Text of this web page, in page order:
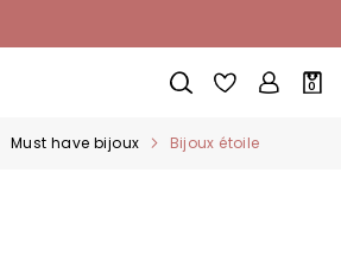
Mon
0
Must have bijoux Bijoux étoile